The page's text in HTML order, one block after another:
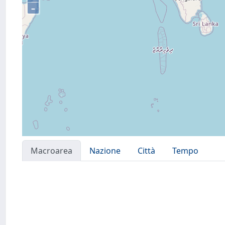
–
Macroarea Nazione Città Tempo